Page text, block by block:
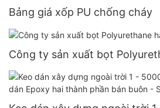
Bảng giá xốp PU chống cháy
Công ty sản xuất bọt